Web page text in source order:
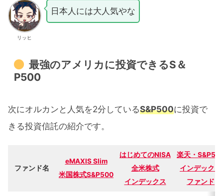
リッヒ
日本人には大人気やな
最強のアメリカに投資できるS＆
P500
次にオルカンと人気を2分しているS&P500に投資で
きる投資信託の紹介です。
ファンド名
eMAXIS Slim
米国株式S&P500
はじめてのNISA
全米株式
インデックス
楽天・
インデックス
ファンド